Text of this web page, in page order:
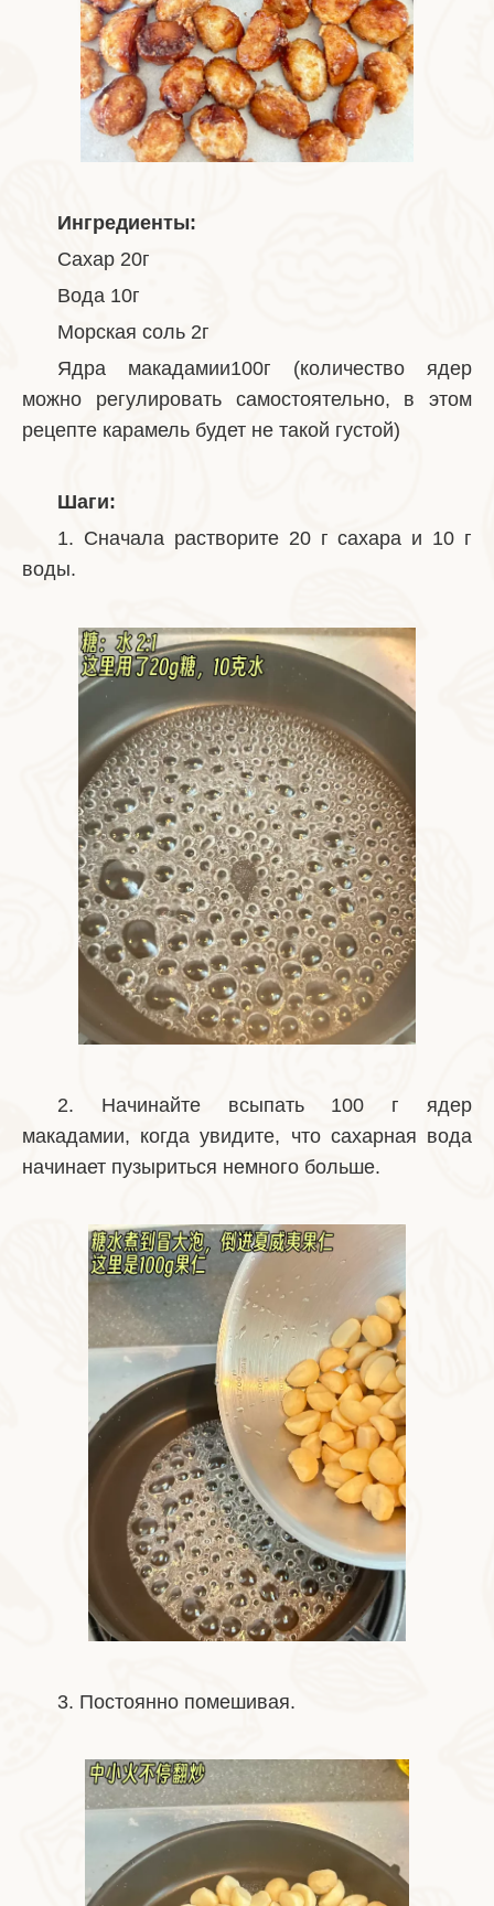
Ингредиенты:
Сахар 20г
Вода 10г
Морская соль 2г
Ядра макадамии100г (количество ядер
можно регулировать самостоятельно, в этом
рецепте карамель будет не такой густой)
Шаги:
1. Сначала растворите 20 г сахара и 10 г
воды.
2. Начинайте всыпать 100 г ядер
макадамии, когда увидите, что сахарная вода
начинает пузыриться немного больше.
3. Постоянно помешивая.